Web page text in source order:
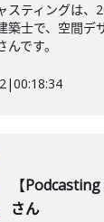
スティングは、
築士で、空間デ
です。
|00:18:34
【
さん